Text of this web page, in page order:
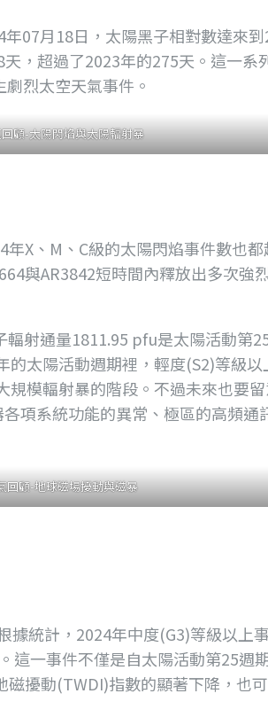
07月18日，太陽黑子相對數達來
，超過了2023年的275天。這一
烈太空天氣事件。
顧-太陽閃焰與太陽輻射暴
X、M、C級的太陽閃焰事件數也
與AR3842短時間內釋放出多次強
射通量1811.95 pfu是太陽活動第
太陽活動週期裡，輕度(S2)等級
模輻射暴的階段。不過未來也要
項系統功能的異常、極區的高頻
回顧-地球磁場擾動與磁暴
統計，2024年中度(G3)等級以上
一事件不僅是自太陽活動第25
擾動(TWDI)指數的顯著下降，也